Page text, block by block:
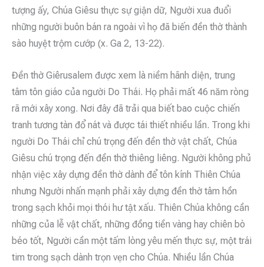
tượng ấy, Chúa Giêsu thực sự giận dữ, Người xua đuổi
những người buôn bán ra ngoài vì họ đã biến đền thờ thành
sào huyệt trộm cướp (x. Ga 2, 13-22).
Đền thờ Giêrusalem được xem là niềm hãnh diện, trung
tâm tôn giáo của người Do Thái. Họ phải mất 46 năm ròng
rã mới xây xong. Nơi đây đã trải qua biết bao cuộc chiến
tranh tương tàn đổ nát và được tái thiết nhiều lần. Trong khi
người Do Thái chỉ chú trọng đến đền thờ vật chất, Chúa
Giêsu chú trọng đến đền thờ thiêng liêng. Người không phủ
nhận việc xây dựng đền thờ dành để tôn kính Thiên Chúa
nhưng Người nhấn mạnh phải xây dựng đền thờ tâm hồn
trong sạch khỏi mọi thói hư tật xấu. Thiên Chúa không cần
những của lễ vật chất, những đồng tiền vàng hay chiên bò
béo tốt, Người cần một tấm lòng yêu mến thực sự, một trái
tim trong sạch dành trọn vẹn cho Chúa. Nhiều lần Chúa